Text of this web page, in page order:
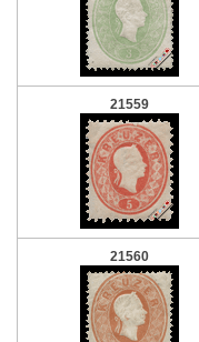
21559
21560